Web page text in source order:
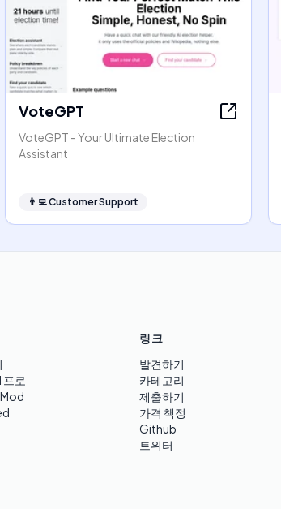
VoteGPT
VoteGPT - Your Ultimate Election
Assistant
👨‍💻Customer Support
프로
링크
발견하기
카테고리
제출하기
가격 책정
Github
트위터